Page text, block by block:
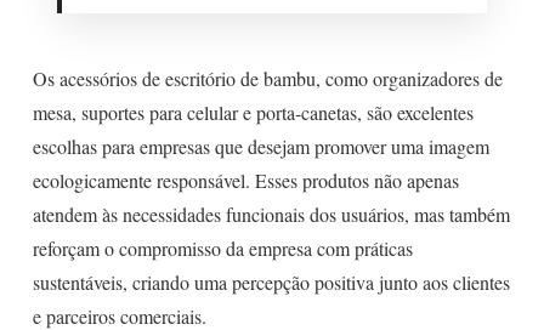
Os acessórios de escritório de bambu, como organizadores de
mesa, suportes para celular e porta-canetas, são excelentes
escolhas para empresas que desejam promover uma imagem
ecologicamente responsável. Esses produtos não apenas
atendem às necessidades funcionais dos usuários, mas também
reforçam o compromisso da empresa com práticas
sustentáveis, criando uma percepção positiva junto aos clientes
e parceiros comerciais.